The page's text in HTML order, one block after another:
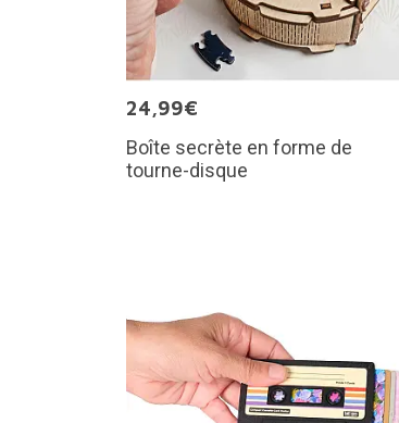
24,99€
Boîte secrète en forme de
tourne-disque